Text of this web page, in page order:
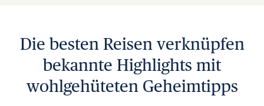
Die besten Reisen verknüpfen
bekannte Highlights mit
wohlgehüteten Geheimtipps